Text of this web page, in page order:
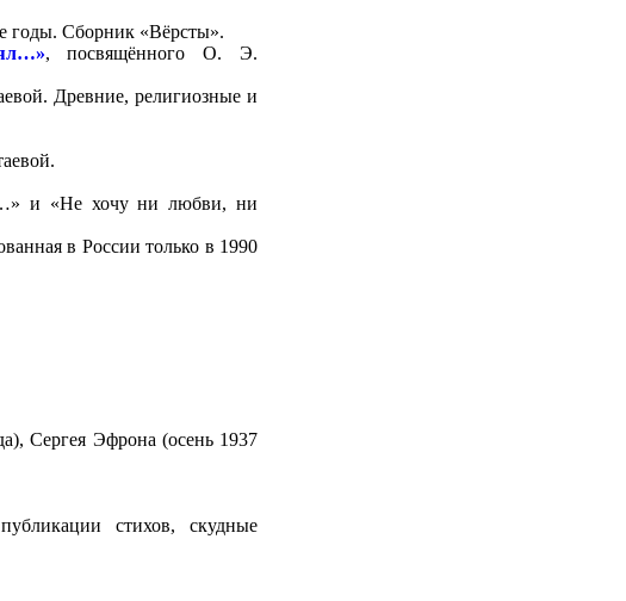
годы. Сборник «Вёрсты».
, посвящённого О. Э.
Древние, религиозные и
и «Не хочу ни любви, ни
в России только в 1990
Сергея Эфрона (осень 1937
стихов, скудные